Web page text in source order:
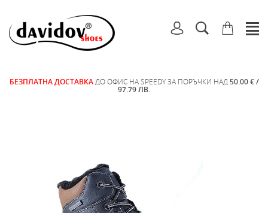
БЕЗПЛАТНА ДОСТАВКА ДО ОФИС НА SPEEDY ЗА ПОРЪЧКИ НАД 50.00 € /
97.79 ЛВ.